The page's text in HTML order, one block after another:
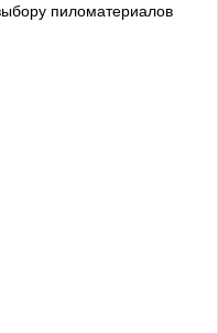
пиломатериалов